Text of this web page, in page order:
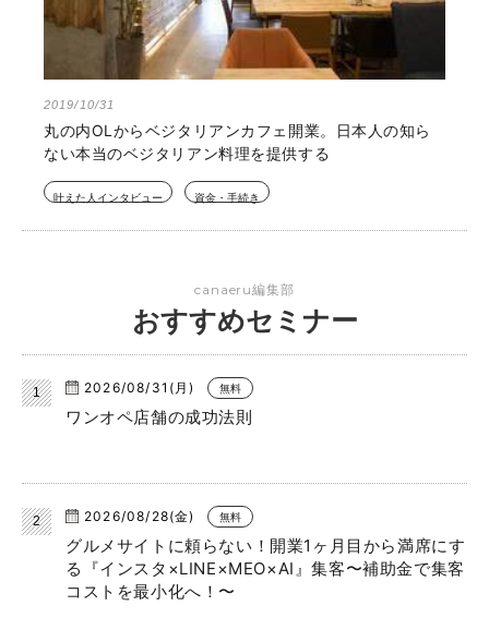
2019/10/31
丸の内OLからベジタリアンカフェ開業。日本人の知ら
ない本当のベジタリアン料理を提供する
叶えた人インタビュー 資金・手続き
canaeru編集部
おすすめセミナー
2026/08/31(月) 無料
ワンオペ店舗の成功法則
2026/08/28(金) 無料
グルメサイトに頼らない！開業1ヶ月目から満席にす
る『インスタ×LINE×MEO×AI』集客〜補助金で集客
コストを最小化へ！〜